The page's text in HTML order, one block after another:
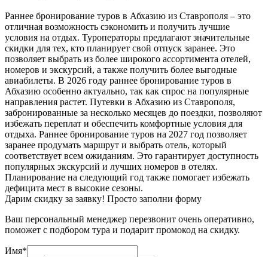
Раннее бронирование туров в Абхазию из Ставрополя – это
отличная возможность сэкономить и получить лучшие
условия на отдых. Туроператоры предлагают значительные
скидки для тех, кто планирует свой отпуск заранее. Это
позволяет выбрать из более широкого ассортимента отелей,
номеров и экскурсий, а также получить более выгодные
авиабилеты. В 2026 году раннее бронирование туров в
Абхазию особенно актуально, так как спрос на популярные
направления растет. Путевки в Абхазию из Ставрополя,
забронированные за несколько месяцев до поездки, позволяют
избежать переплат и обеспечить комфортные условия для
отдыха. Раннее бронирование туров на 2027 год позволяет
заранее продумать маршрут и выбрать отель, который
соответствует всем ожиданиям. Это гарантирует доступность
популярных экскурсий и лучших номеров в отелях.
Планирование на следующий год также помогает избежать
дефицита мест в высокие сезоны.
Дарим скидку за заявку! Просто заполни форму
Ваш персональный менеджер перезвонит очень оперативно,
поможет с подбором тура и подарит промокод на скидку.
Имя*